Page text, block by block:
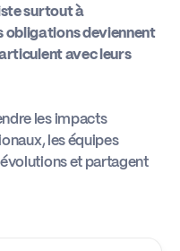
surtout à
obligations deviennent
avec leurs
les impacts
les équipes
et partagent